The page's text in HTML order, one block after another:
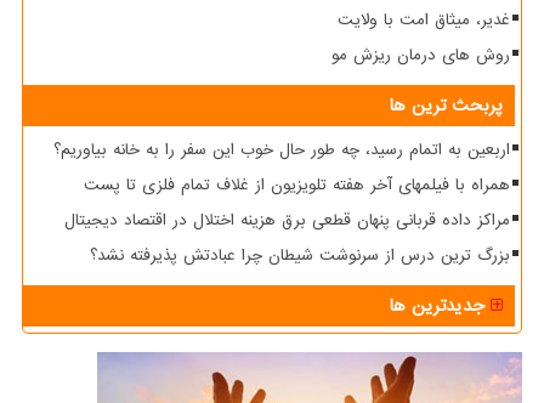
غدیر، میثاق امت با ولایت
روش های درمان ریزش مو
پربحث ترین ها
اربعین به اتمام رسید، چه طور حال خوب این سفر را به خانه بیاوریم؟
همراه با فیلمهای آخر هفته تلویزیون از غلاف تمام فلزی تا پست
مراکز داده قربانی پنهان قطعی برق هزینه اختلال در اقتصاد دیجیتال
بزرگ ترین درس از سرنوشت شیطان چرا عبادتش پذیرفته نشد؟
جدیدترین ها